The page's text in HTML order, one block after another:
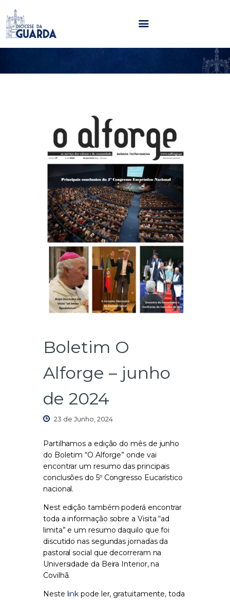
HOME
PARÓQUIAS
NOTÍCIAS
AGENDA
MULTIMÉDIA
SENTIR COM A IGREJA
CONTACTOS
Boletim O
Alforge – junho
de 2024
23 de Junho, 2024
Partilhamos a edição do mês de junho
do Boletim “O Alforge” onde vai
encontrar um resumo das principais
conclusões do 5º Congresso Eucarístico
nacional.
Nest edição também poderá encontrar
toda a informação sobre a Visita “ad
limita” e um resumo daquilo que foi
discutido nas segundas jornadas da
pastoral social que decorreram na
Universidade da Beira Interior, na
Covilhã.
Neste link pode ler, gratuitamente, toda